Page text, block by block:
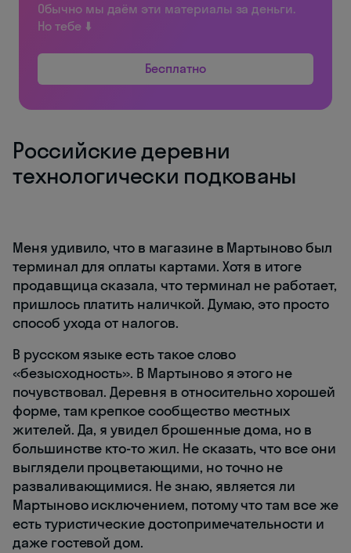
Обычно мы даём эти материалы за деньги.
Но тебе ⬇️
Бесплатно
Российские деревни
технологически подкованы
Меня удивило, что в магазине в Мартыново был
терминал для оплаты картами. Хотя в итоге
продавщица сказала, что терминал не работает,
пришлось платить наличкой. Думаю, это просто
способ ухода от налогов.
В русском языке есть такое слово
«безысходность». В Мартыново я этого не
почувствовал. Деревня в относительно хорошей
форме, там крепкое сообщество местных
жителей. Да, я увидел брошенные дома, но в
большинстве кто-то жил. Не сказать, что все они
выглядели процветающими, но точно не
разваливающимися. Не знаю, является ли
Мартыново исключением, потому что там все же
есть туристические достопримечательности и
даже гостевой дом.